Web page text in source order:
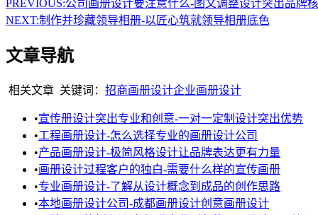
PREVIOUS:公司画册设计要注意什么-图文调整设计突出品牌
NEXT:制作并珍藏领导相册-以匠心筑就领导相册底色
文章导航
相关文章 关键词： 招商画册设计企业画册设计
•宣传册设计突出专业和创意-一对一定制设计突出优势
•工程画册设计-怎么选择专业的画册设计公司
•产品画册设计-极简风格设计让品牌表达更有力量
•画册设计过程客户的独白-需要什么样的宣传画册
•专业画册设计-了解从设计概念到成品的创作思路
•本地画册设计公司-成都画册设计创意画册设计